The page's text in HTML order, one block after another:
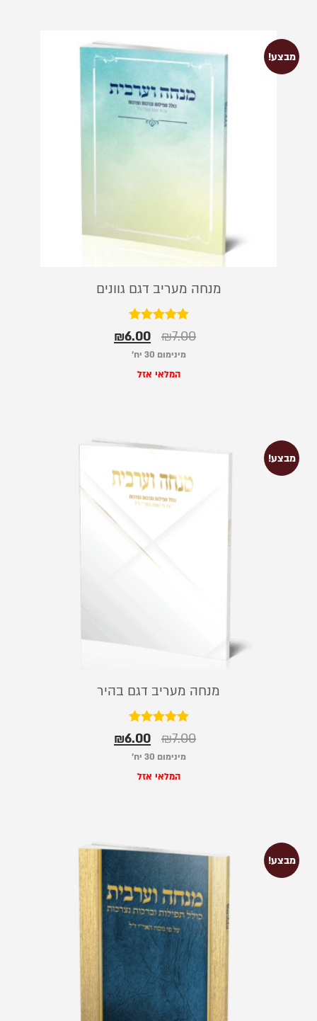
מבצע!
מנחה מעריב דגם גוונים
דורג
5.00
מתוך 5
₪7.00
₪6.00
מינימום 30 יח׳
המלאי אזל
מבצע!
מנחה מעריב דגם בהיר
דורג
5.00
מתוך 5
₪7.00
₪6.00
מינימום 30 יח׳
המלאי אזל
מבצע!